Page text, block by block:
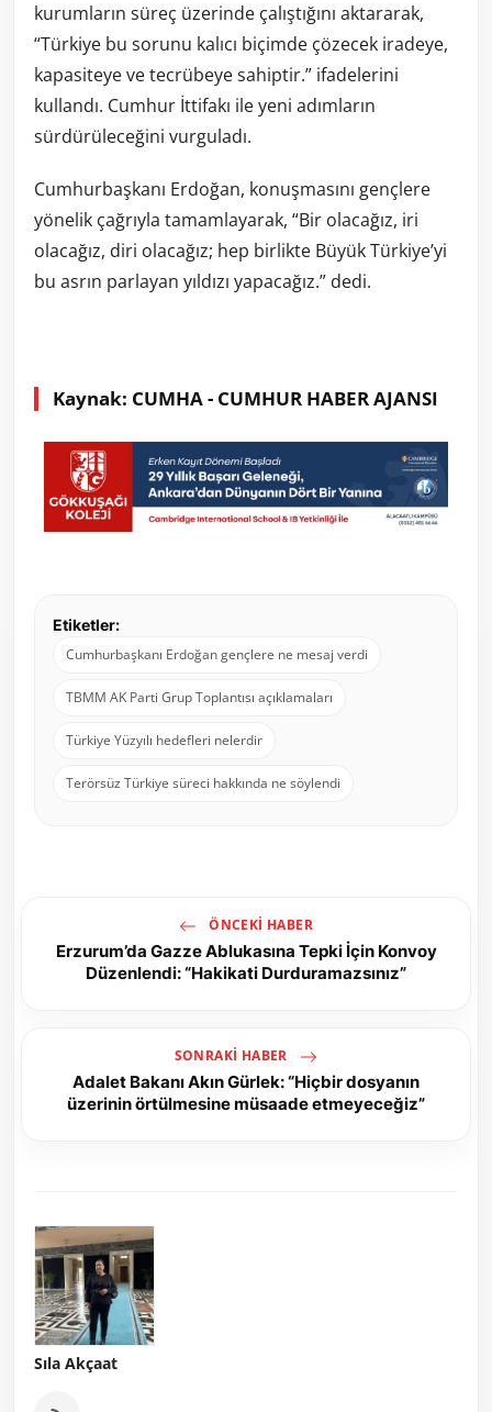
kurumların süreç üzerinde çalıştığını aktararak,
“Türkiye bu sorunu kalıcı biçimde çözecek iradeye,
kapasiteye ve tecrübeye sahiptir.” ifadelerini
kullandı. Cumhur İttifakı ile yeni adımların
sürdürüleceğini vurguladı.
Cumhurbaşkanı Erdoğan, konuşmasını gençlere
yönelik çağrıyla tamamlayarak, “Bir olacağız, iri
olacağız, diri olacağız; hep birlikte Büyük Türkiye’yi
bu asrın parlayan yıldızı yapacağız.” dedi.
Kaynak: CUMHA - CUMHUR HABER AJANSI
Etiketler:
Cumhurbaşkanı Erdoğan gençlere ne mesaj verdi
TBMM AK Parti Grup Toplantısı açıklamaları
Türkiye Yüzyılı hedefleri nelerdir
Terörsüz Türkiye süreci hakkında ne söylendi
ÖNCEKI HABER
Erzurum’da Gazze Ablukasına Tepki İçin Konvoy
Düzenlendi: “Hakikati Durduramazsınız”
SONRAKI HABER
Adalet Bakanı Akın Gürlek: “Hiçbir dosyanın
üzerinin örtülmesine müsaade etmeyeceğiz”
Sıla Akçaat